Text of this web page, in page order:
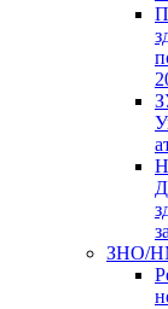
ЗНО/